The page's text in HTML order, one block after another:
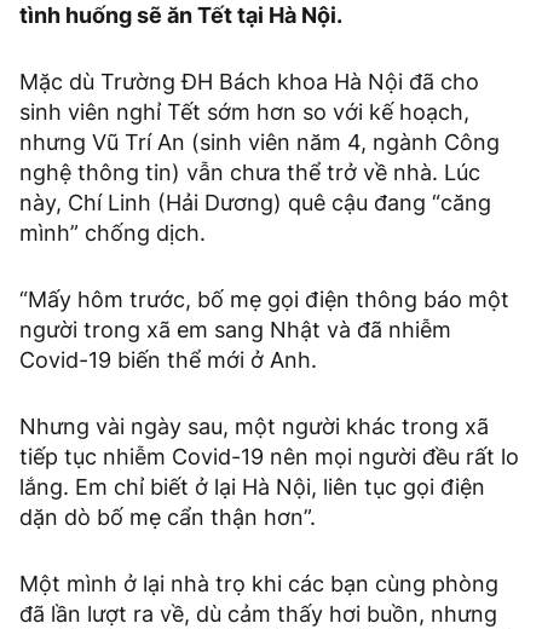
tình huống sẽ ăn Tết tại Hà Nội.
Mặc dù Trường ĐH Bách khoa Hà Nội đã cho
sinh viên nghỉ Tết sớm hơn so với kế hoạch,
nhưng Vũ Trí An (sinh viên năm 4, ngành Công
nghệ thông tin) vẫn chưa thể trở về nhà. Lúc
này, Chí Linh (Hải Dương) quê cậu đang “căng
mình” chống dịch.
“Mấy hôm trước, bố mẹ gọi điện thông báo một
người trong xã em sang Nhật và đã nhiễm
Covid-19 biến thể mới ở Anh.
Nhưng vài ngày sau, một người khác trong xã
tiếp tục nhiễm Covid-19 nên mọi người đều rất lo
lắng. Em chỉ biết ở lại Hà Nội, liên tục gọi điện
dặn dò bố mẹ cẩn thận hơn”.
Một mình ở lại nhà trọ khi các bạn cùng phòng
đã lần lượt ra về, dù cảm thấy hơi buồn, nhưng